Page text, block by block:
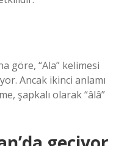
göre, “Ala” kelimesi
Ancak ikinci anlamı
şapkalı olarak “âlâ”